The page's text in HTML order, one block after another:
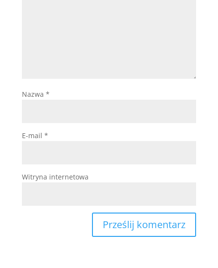
Nazwa *
E-mail *
Witryna internetowa